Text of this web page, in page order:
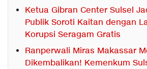
Ketua Gibran Center Sulsel
Publik Soroti Kaitan dengan
Korupsi Seragam Gratis
Ranperwali Miras Makassar
Dikembalikan! Kemenkum